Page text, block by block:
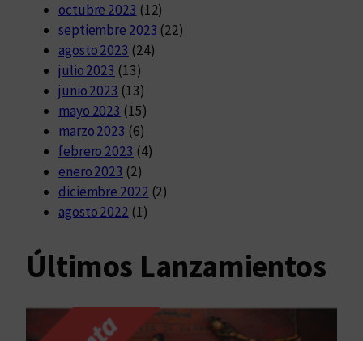
octubre 2023 (12)
septiembre 2023 (22)
agosto 2023 (24)
julio 2023 (13)
junio 2023 (13)
mayo 2023 (15)
marzo 2023 (6)
febrero 2023 (4)
enero 2023 (2)
diciembre 2022 (2)
agosto 2022 (1)
Últimos Lanzamientos